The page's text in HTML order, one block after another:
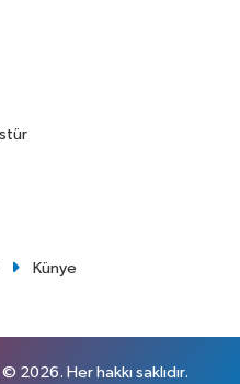
Künye
2026. Her hakkı saklıdır.